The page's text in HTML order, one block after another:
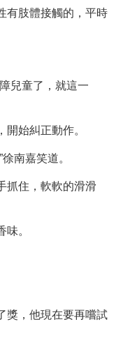
有肢體接觸的，平時
兒童了，就這一
始糾正動作。
南嘉笑道。
抓住，軟軟的滑滑
。
獎，他現在要再嚐試